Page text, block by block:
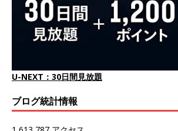
U-NEXT：30日間見放題
ブログ統計情報